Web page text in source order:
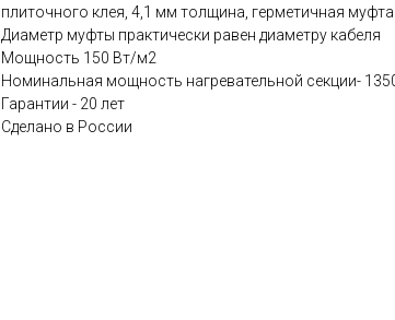
плиточного клея, 4,1 мм толщина, герметичная муфта.
Диаметр муфты практически равен диаметру кабеля
Мощность 150 Вт/м2
Номинальная мощность нагревательной секции-
Гарантии - 20 лет
Сделано в России